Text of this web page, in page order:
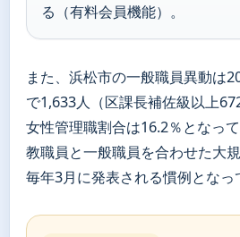
る（有料会員機能）。
また、浜松市の一般職員異動は
で1,633人（区課長補佐級以上
女性管理職割合は16.2％となって
教職員と一般職員を合わせた大
毎年3月に発表される慣例となっ